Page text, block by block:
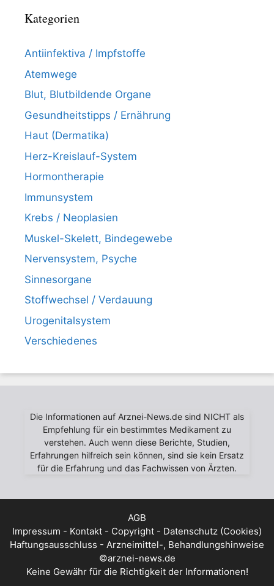
Kategorien
Antiinfektiva / Impfstoffe
Atemwege
Blut, Blutbildende Organe
Gesundheitstipps / Ernährung
Haut (Dermatika)
Herz-Kreislauf-System
Hormontherapie
Immunsystem
Krebs / Neoplasien
Muskel-Skelett, Bindegewebe
Nervensystem, Psyche
Sinnesorgane
Stoffwechsel / Verdauung
Urogenitalsystem
Verschiedenes
Die Informationen auf Arznei-News.de sind NICHT als
Empfehlung für ein bestimmtes Medikament zu
verstehen. Auch wenn diese Berichte, Studien,
Erfahrungen hilfreich sein können, sind sie kein Ersatz
für die Erfahrung und das Fachwissen von Ärzten.
AGB
Impressum - Kontakt - Copyright - Datenschutz (Cookies)
Haftungsausschluss - Arzneimittel-, Behandlungshinweise
©arznei-news.de
Keine Gewähr für die Richtigkeit der Informationen!